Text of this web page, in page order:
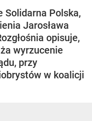
Solidarna Polska,
Jarosława
opisuje,
wyrzucenie
przy
w koalicji